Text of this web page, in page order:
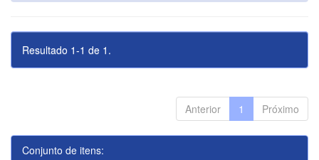
Resultado 1-1 de 1.
Anterior 1 Próximo
Conjunto de itens: